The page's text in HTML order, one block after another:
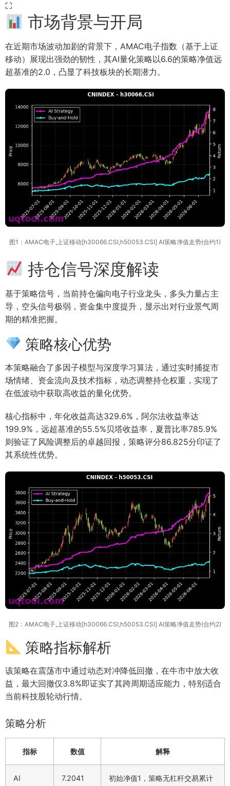
⛶
市场背景与开局
在近期市场波动加剧的背景下，AMAC电子指数（基于上证
移动）展现出强劲的韧性，其AI量化策略以6.6的策略净值远
超基准的2.0，凸显了科技板块的长期潜力。
图1：AMAC电子,上证移动[h30066.CSI,h50053.CSI] AI策略净值走势(合约1)
持仓信号深度解读
基于策略信号，当前持仓偏向电子行业龙头，多头力量占主
导，空头信号极弱，资金集中度提升，显示出对行业景气周
期的精准把握。
策略核心优势
本策略融合了多因子模型与深度学习算法，通过实时捕捉市
场情绪、资金流向及技术指标，动态调整持仓权重，实现了
在低波动中获取高收益的量化优势。
核心指标中，年化收益高达329.6%，阿尔法收益率达
199.9%，远超基准的55.5%贝塔收益率，夏普比率785.9%
则验证了风险调整后的卓越回报，策略评分86.825分印证了
其系统性优势。
图2：AMAC电子,上证移动[h30066.CSI,h50053.CSI] AI策略净值走势(合约2)
策略指标解析
该策略在震荡市中通过动态对冲降低回撤，在牛市中放大收
益，最大回撤仅3.8%即证实了其跨周期适应能力，特别适合
当前科技股轮动行情。
策略分析
指标 数值 解释
AI
7.2041
初始净值1，策略无杠杆交易累计